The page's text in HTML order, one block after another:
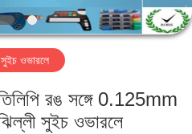
ওভারলে
রঙ সঙ্গে 0.125mm
ঝিল্লী সুইচ ওভারলে